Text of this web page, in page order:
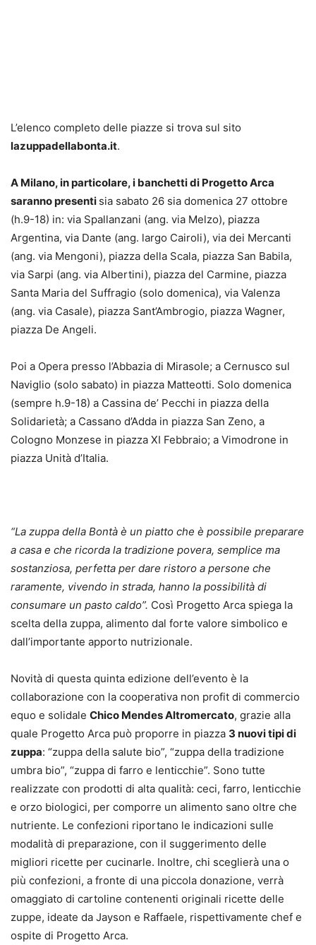
L’elenco completo delle piazze si trova sul sito
lazuppadellabonta.it.
A Milano, in particolare, i banchetti di Progetto Arca
saranno presenti sia sabato 26 sia domenica 27 ottobre
(h.9-18) in: via Spallanzani (ang. via Melzo), piazza
Argentina, via Dante (ang. largo Cairoli), via dei Mercanti
(ang. via Mengoni), piazza della Scala, piazza San Babila,
via Sarpi (ang. via Albertini), piazza del Carmine, piazza
Santa Maria del Suffragio (solo domenica), via Valenza
(ang. via Casale), piazza Sant’Ambrogio, piazza Wagner,
piazza De Angeli.
Poi a Opera presso l’Abbazia di Mirasole; a Cernusco sul
Naviglio (solo sabato) in piazza Matteotti. Solo domenica
(sempre h.9-18) a Cassina de’ Pecchi in piazza della
Solidarietà; a Cassano d’Adda in piazza San Zeno, a
Cologno Monzese in piazza XI Febbraio; a Vimodrone in
piazza Unità d’Italia.
“La zuppa della Bontà è un piatto che è possibile preparare
a casa e che ricorda la tradizione povera, semplice ma
sostanziosa, perfetta per dare ristoro a persone che
raramente, vivendo in strada, hanno la possibilità di
consumare un pasto caldo”. Così Progetto Arca spiega la
scelta della zuppa, alimento dal forte valore simbolico e
dall’importante apporto nutrizionale.
Novità di questa quinta edizione dell’evento è la
collaborazione con la cooperativa non profit di commercio
equo e solidale Chico Mendes Altromercato, grazie alla
quale Progetto Arca può proporre in piazza 3 nuovi tipi di
zuppa: “zuppa della salute bio”, “zuppa della tradizione
umbra bio”, “zuppa di farro e lenticchie”. Sono tutte
realizzate con prodotti di alta qualità: ceci, farro, lenticchie
e orzo biologici, per comporre un alimento sano oltre che
nutriente. Le confezioni riportano le indicazioni sulle
modalità di preparazione, con il suggerimento delle
migliori ricette per cucinarle. Inoltre, chi sceglierà una o
più confezioni, a fronte di una piccola donazione, verrà
omaggiato di cartoline contenenti originali ricette delle
zuppe, ideate da Jayson e Raffaele, rispettivamente chef e
ospite di Progetto Arca.